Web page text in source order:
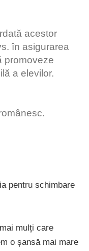
acestor
în asigurarea
promoveze
a elevilor.
pentru schimbare
mulți care
o șansă mai mare